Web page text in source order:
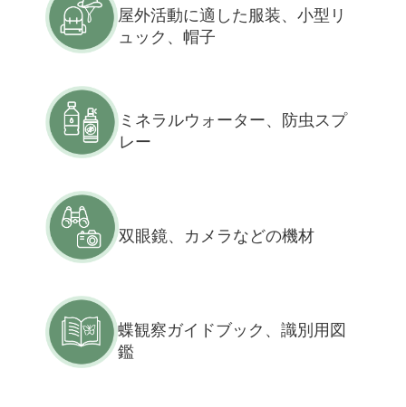
屋外活動に適した服装、小型リ
ュック、帽子
ミネラルウォーター、防虫スプ
レー
双眼鏡、カメラなどの機材
蝶観察ガイドブック、識別用図
鑑